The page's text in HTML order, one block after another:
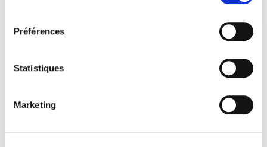
Préférences
Statistiques
Marketing